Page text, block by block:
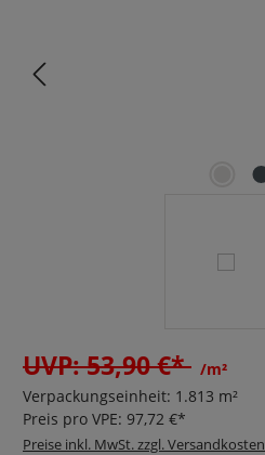
UVP: 53,90 €* /m²
Verpackungseinheit: 1.813 m²
Preis pro VPE: 97,72 €*
Preise inkl. MwSt. zzgl. Versandkosten